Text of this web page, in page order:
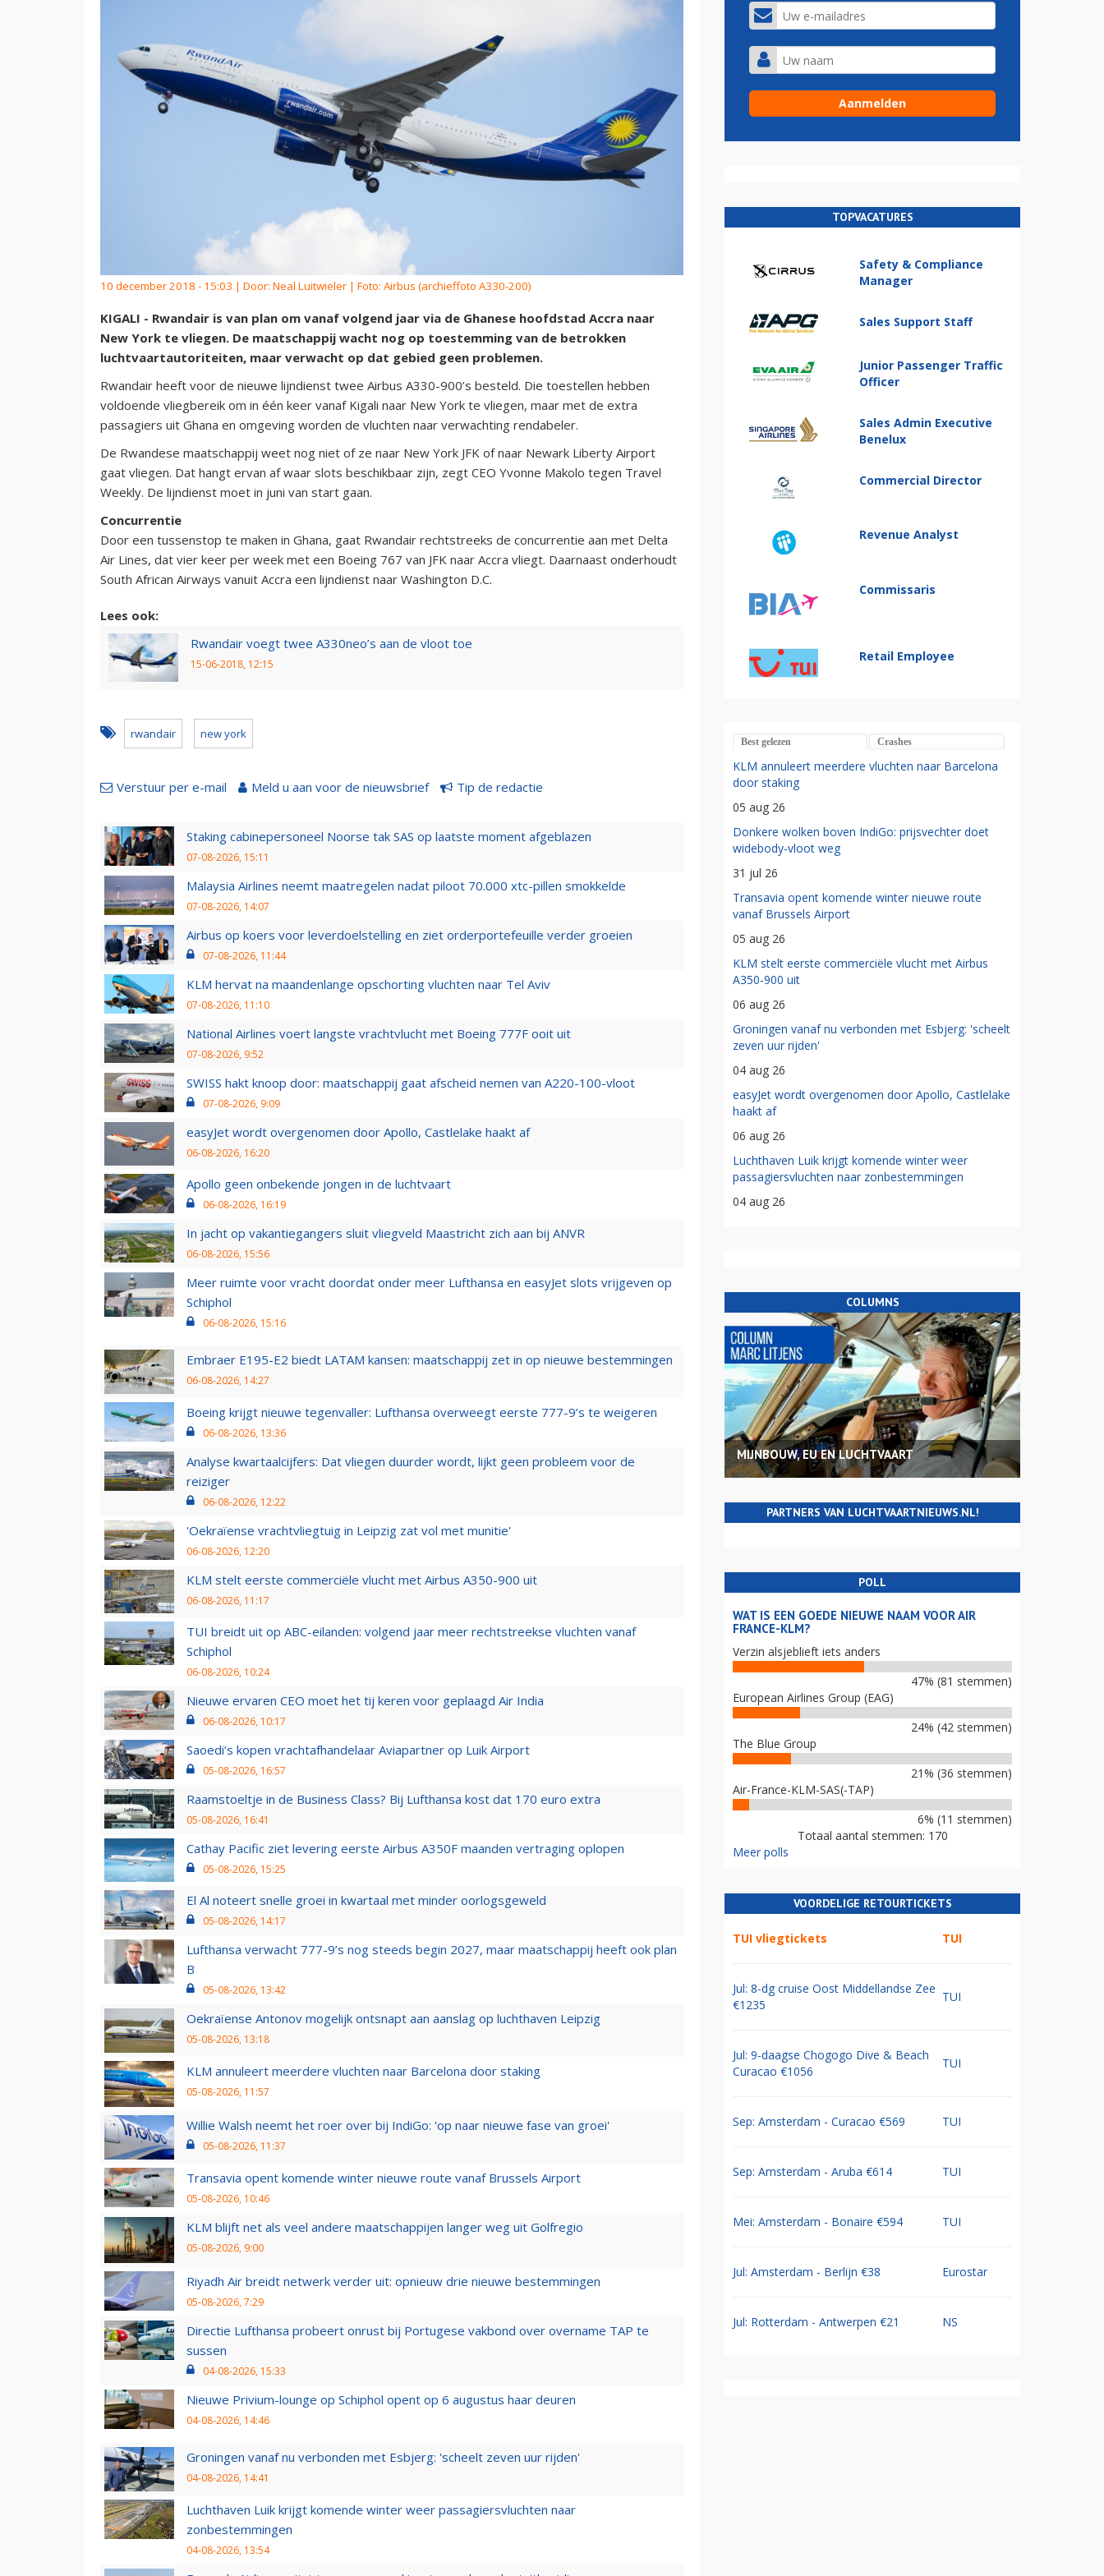
10 december 2018 - 15:03 | Door: Neal Luitwieler | Foto: Airbus (archieffoto A330-200)
KIGALI - Rwandair is van plan om vanaf volgend jaar via de Ghanese hoofdstad Accra naar
New York te vliegen. De maatschappij wacht nog op toestemming van de betrokken
luchtvaartautoriteiten, maar verwacht op dat gebied geen problemen.
Rwandair heeft voor de nieuwe lijndienst twee Airbus A330-900’s besteld. Die toestellen hebben
voldoende vliegbereik om in één keer vanaf Kigali naar New York te vliegen, maar met de extra
passagiers uit Ghana en omgeving worden de vluchten naar verwachting rendabeler.
De Rwandese maatschappij weet nog niet of ze naar New York JFK of naar Newark Liberty Airport
gaat vliegen. Dat hangt ervan af waar slots beschikbaar zijn, zegt CEO Yvonne Makolo tegen Travel
Weekly. De lijndienst moet in juni van start gaan.
Concurrentie
Door een tussenstop te maken in Ghana, gaat Rwandair rechtstreeks de concurrentie aan met Delta
Air Lines, dat vier keer per week met een Boeing 767 van JFK naar Accra vliegt. Daarnaast onderhoudt
South African Airways vanuit Accra een lijndienst naar Washington D.C.
Lees ook:
Rwandair voegt twee A330neo’s aan de vloot toe
15-06-2018, 12:15
rwandair new york
Verstuur per e-mail Meld u aan voor de nieuwsbrief Tip de redactie
Staking cabinepersoneel Noorse tak SAS op laatste moment afgeblazen
07-08-2026, 15:11
Malaysia Airlines neemt maatregelen nadat piloot 70.000 xtc-pillen smokkelde
07-08-2026, 14:07
Airbus op koers voor leverdoelstelling en ziet orderportefeuille verder groeien
07-08-2026, 11:44
KLM hervat na maandenlange opschorting vluchten naar Tel Aviv
07-08-2026, 11:10
National Airlines voert langste vrachtvlucht met Boeing 777F ooit uit
07-08-2026, 9:52
SWISS hakt knoop door: maatschappij gaat afscheid nemen van A220-100-vloot
07-08-2026, 9:09
easyJet wordt overgenomen door Apollo, Castlelake haakt af
06-08-2026, 16:20
Apollo geen onbekende jongen in de luchtvaart
06-08-2026, 16:19
In jacht op vakantiegangers sluit vliegveld Maastricht zich aan bij ANVR
06-08-2026, 15:56
Meer ruimte voor vracht doordat onder meer Lufthansa en easyJet slots vrijgeven op
Schiphol
06-08-2026, 15:16
Embraer E195-E2 biedt LATAM kansen: maatschappij zet in op nieuwe bestemmingen
06-08-2026, 14:27
Boeing krijgt nieuwe tegenvaller: Lufthansa overweegt eerste 777-9’s te weigeren
06-08-2026, 13:36
Analyse kwartaalcijfers: Dat vliegen duurder wordt, lijkt geen probleem voor de
reiziger
06-08-2026, 12:22
'Oekraïense vrachtvliegtuig in Leipzig zat vol met munitie'
06-08-2026, 12:20
KLM stelt eerste commerciële vlucht met Airbus A350-900 uit
06-08-2026, 11:17
TUI breidt uit op ABC-eilanden: volgend jaar meer rechtstreekse vluchten vanaf
Schiphol
06-08-2026, 10:24
Nieuwe ervaren CEO moet het tij keren voor geplaagd Air India
06-08-2026, 10:17
Saoedi’s kopen vrachtafhandelaar Aviapartner op Luik Airport
05-08-2026, 16:57
Raamstoeltje in de Business Class? Bij Lufthansa kost dat 170 euro extra
05-08-2026, 16:41
Cathay Pacific ziet levering eerste Airbus A350F maanden vertraging oplopen
05-08-2026, 15:25
El Al noteert snelle groei in kwartaal met minder oorlogsgeweld
05-08-2026, 14:17
Lufthansa verwacht 777-9’s nog steeds begin 2027, maar maatschappij heeft ook plan
B
05-08-2026, 13:42
Oekraïense Antonov mogelijk ontsnapt aan aanslag op luchthaven Leipzig
05-08-2026, 13:18
KLM annuleert meerdere vluchten naar Barcelona door staking
05-08-2026, 11:57
Willie Walsh neemt het roer over bij IndiGo: 'op naar nieuwe fase van groei'
05-08-2026, 11:37
Transavia opent komende winter nieuwe route vanaf Brussels Airport
05-08-2026, 10:46
KLM blijft net als veel andere maatschappijen langer weg uit Golfregio
05-08-2026, 9:00
Riyadh Air breidt netwerk verder uit: opnieuw drie nieuwe bestemmingen
05-08-2026, 7:29
Directie Lufthansa probeert onrust bij Portugese vakbond over overname TAP te
sussen
04-08-2026, 15:33
Nieuwe Privium-lounge op Schiphol opent op 6 augustus haar deuren
04-08-2026, 14:46
Groningen vanaf nu verbonden met Esbjerg: 'scheelt zeven uur rijden'
04-08-2026, 14:41
Luchthaven Luik krijgt komende winter weer passagiersvluchten naar
zonbestemmingen
04-08-2026, 13:54
TOPVACATURES
Safety & Compliance
Manager
Sales Support Staff
Junior Passenger Traffic
Officer
Sales Admin Executive
Benelux
Commercial Director
Revenue Analyst
Commissaris
Retail Employee
Best gelezen Crashes
KLM annuleert meerdere vluchten naar Barcelona
door staking
05 aug 26
Donkere wolken boven IndiGo: prijsvechter doet
widebody-vloot weg
31 jul 26
Transavia opent komende winter nieuwe route
vanaf Brussels Airport
05 aug 26
KLM stelt eerste commerciële vlucht met Airbus
A350-900 uit
06 aug 26
Groningen vanaf nu verbonden met Esbjerg: 'scheelt
zeven uur rijden'
04 aug 26
easyJet wordt overgenomen door Apollo, Castlelake
haakt af
06 aug 26
Luchthaven Luik krijgt komende winter weer
passagiersvluchten naar zonbestemmingen
04 aug 26
COLUMNS
MIJNBOUW, EU EN LUCHTVAART
PARTNERS VAN LUCHTVAARTNIEUWS.NL!
POLL
WAT IS EEN GOEDE NIEUWE NAAM VOOR AIR
FRANCE-KLM?
Verzin alsjeblieft iets anders
47% (81 stemmen)
European Airlines Group (EAG)
24% (42 stemmen)
The Blue Group
21% (36 stemmen)
Air-France-KLM-SAS(-TAP)
6% (11 stemmen)
Totaal aantal stemmen: 170
Meer polls
VOORDELIGE RETOURTICKETS
TUI vliegtickets TUI
Jul: 8-dg cruise Oost Middellandse Zee
€1235
TUI
Jul: 9-daagse Chogogo Dive & Beach
Curacao €1056
TUI
Sep: Amsterdam - Curacao €569 TUI
Sep: Amsterdam - Aruba €614 TUI
Mei: Amsterdam - Bonaire €594 TUI
Jul: Amsterdam - Berlijn €38 Eurostar
Jul: Rotterdam - Antwerpen €21 NS